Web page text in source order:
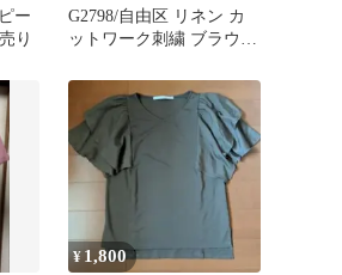
ー
り
G2798/自由区 リネン カ
ットワーク刺繍 ブラウス
¥ 1,800